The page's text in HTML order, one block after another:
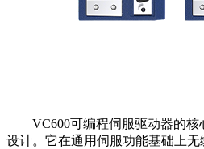
VC600可编程伺服驱动器的核
设计。它在通用伺服功能基础上